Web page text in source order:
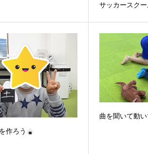
サッカースク
作ろう
曲を聞いて動